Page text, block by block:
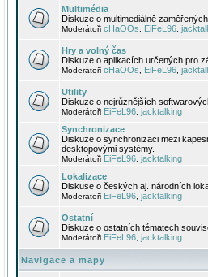
Multimédia
Diskuze o multimediálně
Moderátoři cHaOOs EiFeL96
Hry a volný čas
Diskuze o aplikacích určených pro
Moderátoři cHaOOs EiFeL96
Utility
Diskuze o nejrůznějších
Moderátoři EiFeL96 jacktalking
Synchronizace
Diskuze o synchronizaci mezi
desktopovými systémy.
Moderátoři EiFeL96 jacktalking
Lokalizace
Diskuse o českých aj. národních
Moderátoři EiFeL96 jacktalking
Ostatní
Diskuze o ostatních tématech
Moderátoři EiFeL96 jacktalking
Navigace a mapy